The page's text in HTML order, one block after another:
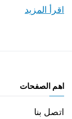
اقرأ المزيد
اهم الصفحات
اتصل بنا